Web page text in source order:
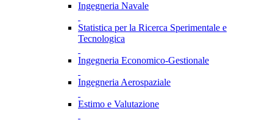
Ingegneria Navale
Statistica per la Ricerca Sperimentale e
Tecnologica
Ingegneria Economico-Gestionale
Ingegneria Aerospaziale
Estimo e Valutazione